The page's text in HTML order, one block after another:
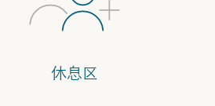
休息区